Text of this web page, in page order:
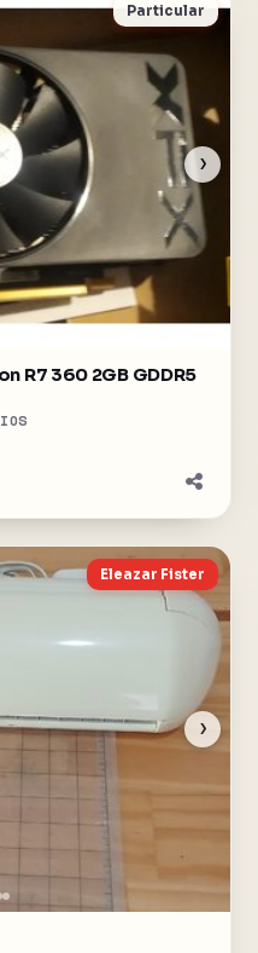
›
Particular
R7 360 2GB GDDR5
›
Eleazar Fister